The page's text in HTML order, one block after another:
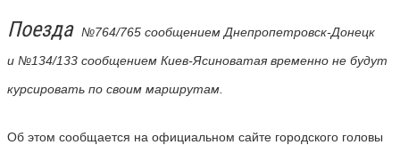
Поезда №764/765 сообщением Днепропетровск-Донецк
и №134/133 сообщением Киев-Ясиноватая временно не будут
курсировать по своим маршрутам.
Об этом сообщается на официальном сайте городского головы